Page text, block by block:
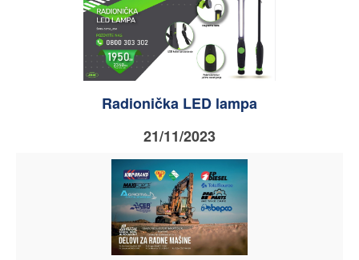
Radionička LED lampa
21/11/2023